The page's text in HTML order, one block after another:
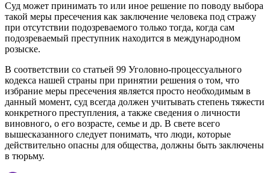
Суд может принимать то или иное решение по поводу выбора
такой меры пресечения как заключение человека под стражу
при отсутствии подозреваемого только тогда, когда сам
подозреваемый преступник находится в международном
розыске.
В соответствии со статьей 99 Уголовно-процессуального
кодекса нашей страны при принятии решения о том, что
избрание меры пресечения является просто необходимым в
данный момент, суд всегда должен учитывать степень тяжести
конкретного преступления, а также сведения о личности
виновного, о его возрасте, семье и др. В свете всего
вышесказанного следует понимать, что люди, которые
действительно опасны для общества, должны быть заключены
в тюрьму.